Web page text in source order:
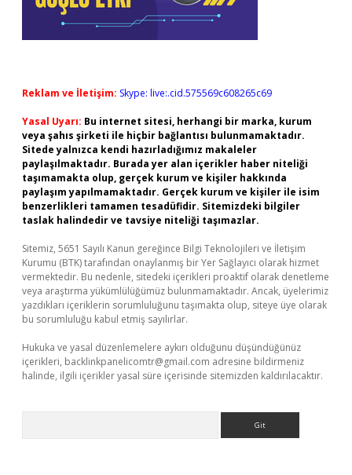
Reklam ve İletişim: Skype: live:.cid.575569c608265c69
Yasal Uyarı: Bu internet sitesi, herhangi bir marka, kurum
veya şahıs şirketi ile hiçbir bağlantısı bulunmamaktadır.
Sitede yalnızca kendi hazırladığımız makaleler
paylaşılmaktadır. Burada yer alan içerikler haber niteliği
taşımamakta olup, gerçek kurum ve kişiler hakkında
paylaşım yapılmamaktadır. Gerçek kurum ve kişiler ile isim
benzerlikleri tamamen tesadüfidir. Sitemizdeki bilgiler
taslak halindedir ve tavsiye niteliği taşımazlar.
Sitemiz, 5651 Sayılı Kanun gereğince Bilgi Teknolojileri ve İletişim
Kurumu (BTK) tarafından onaylanmış bir Yer Sağlayıcı olarak hizmet
vermektedir. Bu nedenle, sitedeki içerikleri proaktif olarak denetleme
veya araştırma yükümlülüğümüz bulunmamaktadır. Ancak, üyelerimiz
yazdıkları içeriklerin sorumluluğunu taşımakta olup, siteye üye olarak
bu sorumluluğu kabul etmiş sayılırlar.
Hukuka ve yasal düzenlemelere aykırı olduğunu düşündüğünüz
içerikleri, backlinkpanelicomtr@gmail.com adresine bildirmeniz
halinde, ilgili içerikler yasal süre içerisinde sitemizden kaldırılacaktır.